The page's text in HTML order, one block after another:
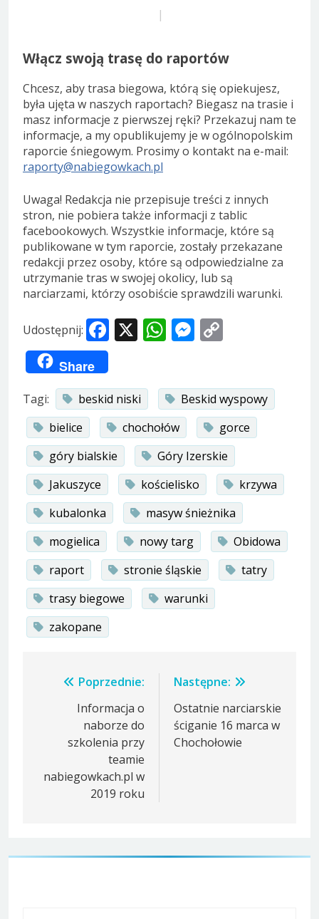
|
Włącz swoją trasę do raportów
Chcesz, aby trasa biegowa, którą się opiekujesz,
była ujęta w naszych raportach? Biegasz na trasie i
masz informacje z pierwszej ręki? Przekazuj nam te
informacje, a my opublikujemy je w ogólnopolskim
raporcie śniegowym. Prosimy o kontakt na e-mail:
raporty@nabiegowkach.pl
Uwaga! Redakcja nie przepisuje treści z innych
stron, nie pobiera także informacji z tablic
facebookowych. Wszystkie informacje, które są
publikowane w tym raporcie, zostały przekazane
redakcji przez osoby, które są odpowiedzialne za
utrzymanie tras w swojej okolicy, lub są
narciarzami, którzy osobiście sprawdzili warunki.
Udostępnij: Facebook
X WhatsApp
Messenger
Share
Tagi: beskid niski
Beskid wyspowy
bielice
chochołów
gorce
góry bialskie
Góry Izerskie
Jakuszyce
kościelisko
krzywa
kubalonka
masyw śnieżnika
mogielica
nowy targ
Obidowa
raport
stronie śląskie
tatry
trasy biegowe
warunki
zakopane
Nawigacja
wpisu
Poprzednie:
Informacja o
naborze do
szkolenia przy
teamie
nabiegowkach.pl w
2019 roku
Następne:
Ostatnie narciarskie
ściganie 16 marca w
Chochołowie